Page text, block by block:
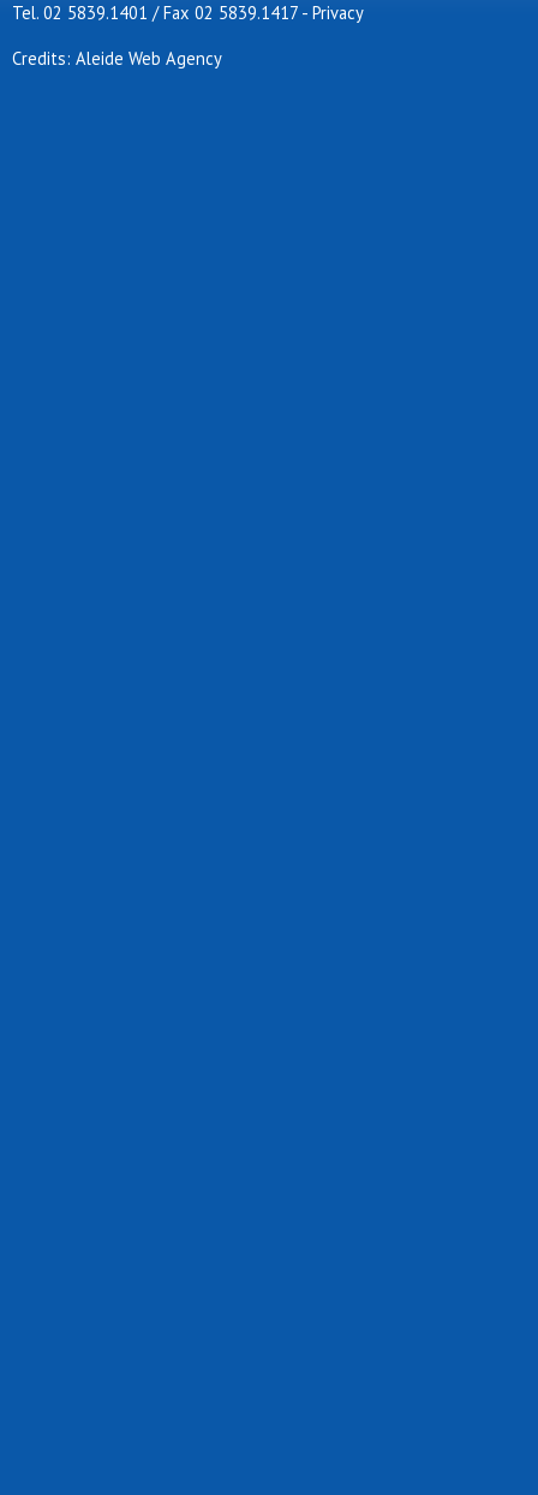
Tel. 02 5839.1401 / Fax 02 5839.1417 - Privacy
Credits: Aleide Web Agency